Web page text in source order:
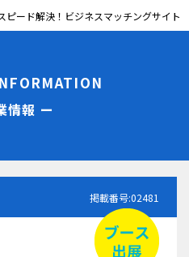
ピード解決！ビジネスマッチングサイト
情報 ー
掲載番号:02481